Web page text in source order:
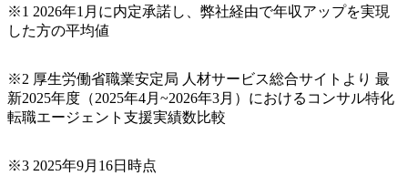
承ください。 【服装・持ち物】 ・特になし カジュアルな服
装でご参加ください。 【募集ポジション】 ITコンサルタン
定 ・全社デジタルトランスフォーメーション企画構想 ・業
務/組織/システムの現状分析/RPA選定/導入/実装 ・プライベ
ート/パブリッククラウド導入 ・AI活用による業務効率化/
企画 ・Disruptive Technologyを活用した新規事業の立案/推
※1 2026年1月に内定承諾し、弊社経由で年収アップを実現
した方の平均値
※2 厚生労働省職業安定局 人材サービス総合サイトより 最
新2025年度（2025年4月~2026年3月）におけるコンサル特化
転職エージェント支援実績数比較
※3 2025年9月16日時点